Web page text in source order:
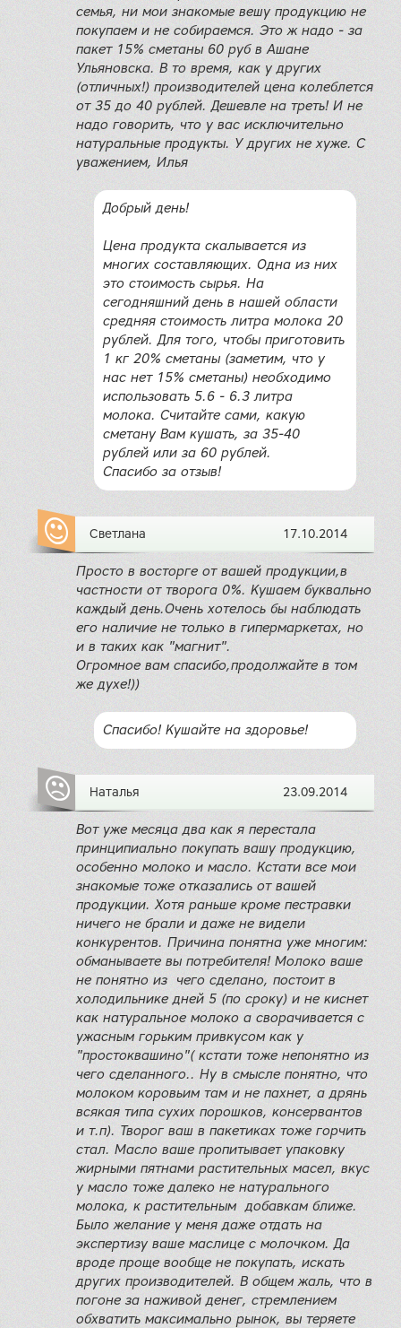
семья, ни мои знакомые вешу продукцию не
покупаем и не собираемся. Это ж надо - за
пакет 15% сметаны 60 руб в Ашане
Ульяновска. В то время, как у других
(отличных!) производителей цена колеблется
от 35 до 40 рублей. Дешевле на треть! И не
надо говорить, что у вас исключительно
натуральные продукты. У других не хуже. С
уважением, Илья
Добрый день!
Цена продукта скалывается из
многих составляющих. Одна из них
это стоимость сырья. На
сегодняшний день в нашей области
средняя стоимость литра молока 20
рублей. Для того, чтобы приготовить
1 кг 20% сметаны (заметим, что у
нас нет 15% сметаны) необходимо
использовать 5.6 - 6.3 литра
молока. Считайте сами, какую
сметану Вам кушать, за 35-40
рублей или за 60 рублей.
Спасибо за отзыв!
Светлана 17.10.2014
Просто в восторге от вашей продукции,в
частности от творога 0%. Кушаем буквально
каждый день.Очень хотелось бы наблюдать
его наличие не только в гипермаркетах, но
и в таких как "магнит".
Огромное вам спасибо,продолжайте в том
же духе!))
Спасибо! Кушайте на здоровье!
Наталья 23.09.2014
Вот уже месяца два как я перестала
принципиально покупать вашу продукцию,
особенно молоко и масло. Кстати все мои
знакомые тоже отказались от вашей
продукции. Хотя раньше кроме пестравки
ничего не брали и даже не видели
конкурентов. Причина понятна уже многим:
обманываете вы потребителя! Молоко ваше
не понятно из чего сделано, постоит в
холодильнике дней 5 (по сроку) и не киснет
как натуральное молоко а сворачивается с
ужасным горьким привкусом как у
"простоквашино"( кстати тоже непонятно из
чего сделанного.. Ну в смысле понятно, что
молоком коровьим там и не пахнет, а дрянь
всякая типа сухих порошков, консервантов
и т.п). Творог ваш в пакетиках тоже горчить
стал. Масло ваше пропитывает упаковку
жирными пятнами растительных масел, вкус
у масло тоже далеко не натурального
молока, к растительным добавкам ближе.
Было желание у меня даже отдать на
экспертизу ваше маслице с молочком. Да
вроде проще вообще не покупать, искать
других производителей. В общем жаль, что в
погоне за наживой денег, стремлением
обхватить максимально рынок, вы теряете